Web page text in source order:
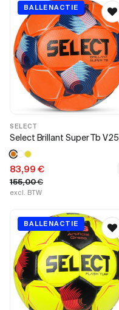
BALLENACTIE
SELECT
Select Brillant Super Tb V25
83,99 €
155,00€
excl. BTW
BALLENACTIE